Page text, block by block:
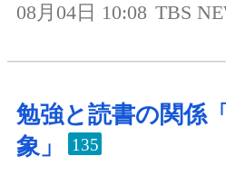
08月04日 10:08 TBS
勉強と読書の関係
象」
135